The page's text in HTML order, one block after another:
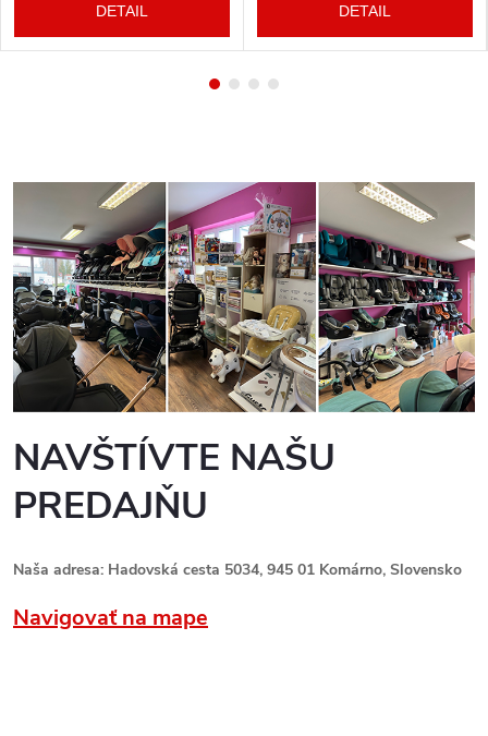
DETAIL DETAIL
NAVŠTÍVTE NAŠU
PREDAJŇU
Naša adresa: Hadovská cesta 5034, 945 01 Komárno, Slovensko
Navigovať na mape